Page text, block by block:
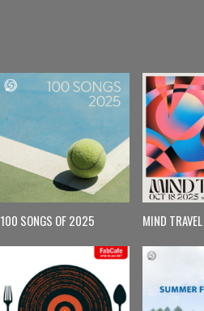
100 SONGS OF 2025 MIND TRAVEL